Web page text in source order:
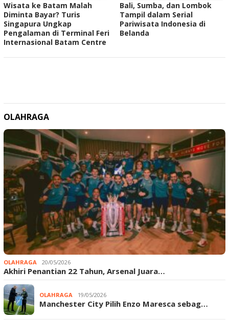
Wisata ke Batam Malah
Diminta Bayar? Turis
Singapura Ungkap
Pengalaman di Terminal Feri
Internasional Batam Centre
Bali, Sumba, dan Lombok
Tampil dalam Serial
Pariwisata Indonesia di
Belanda
OLAHRAGA
OLAHRAGA 20/05/2026
Akhiri Penantian 22 Tahun, Arsenal Juara…
OLAHRAGA 19/05/2026
Manchester City Pilih Enzo Maresca sebag…